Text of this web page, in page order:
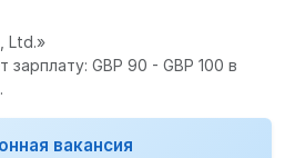
Ltd.»
GBP 90 - GBP 100 в
вакансия